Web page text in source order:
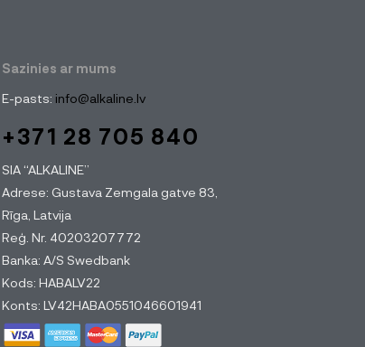
Sazinies ar mums
E-pasts: info@alkaline.lv
+371 28 705 840
SIA “ALKALINE”
Adrese: Gustava Zemgala gatve 83,
Rīga, Latvija
Reģ. Nr. 40203207772
Banka: A/S Swedbank
Kods: HABALV22
Konts: LV42HABA0551046601941